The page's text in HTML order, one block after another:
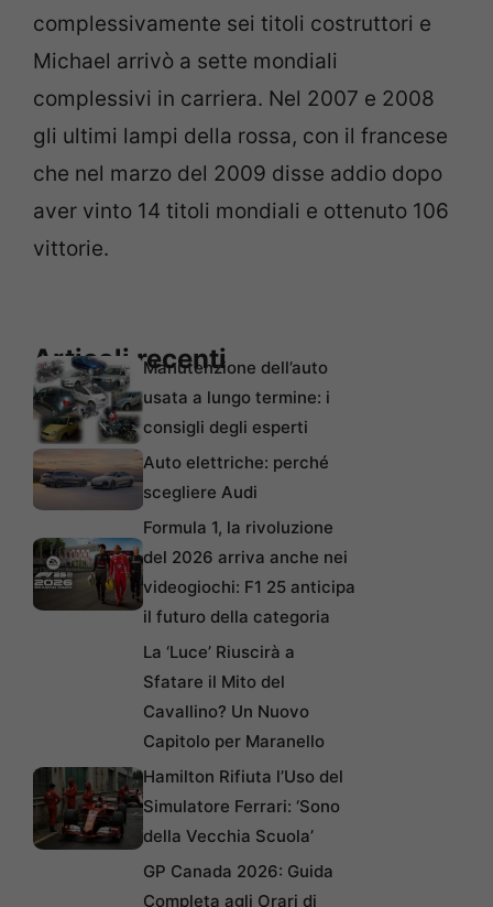
complessivamente sei titoli costruttori e
Michael arrivò a sette mondiali
complessivi in carriera. Nel 2007 e 2008
gli ultimi lampi della rossa, con il francese
che nel marzo del 2009 disse addio dopo
aver vinto 14 titoli mondiali e ottenuto 106
vittorie.
Articoli recentiManutenzione dell’auto
usata a lungo termine: i
consigli degli esperti
Auto elettriche: perché
scegliere Audi
Formula 1, la rivoluzione
del 2026 arriva anche nei
videogiochi: F1 25 anticipa
il futuro della categoria
La ‘Luce’ Riuscirà a
Sfatare il Mito del
Cavallino? Un Nuovo
Capitolo per Maranello
Hamilton Rifiuta l’Uso del
Simulatore Ferrari: ‘Sono
della Vecchia Scuola’
GP Canada 2026: Guida
Completa agli Orari di